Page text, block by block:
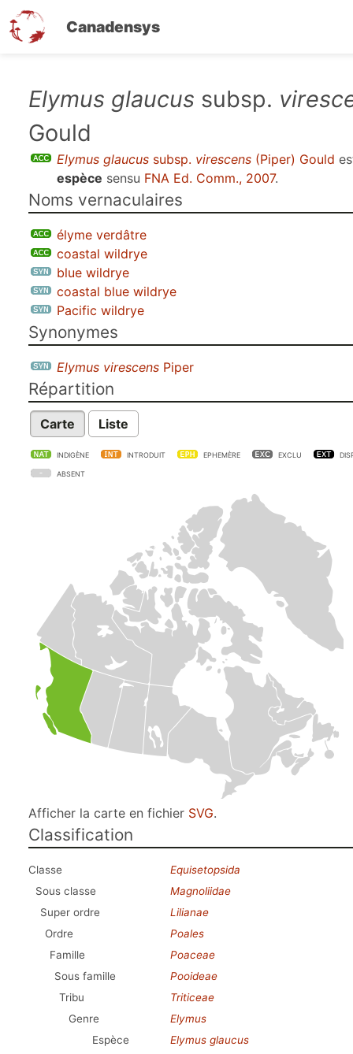
Canadensys
contenu
Elymus glaucus subsp.
Gould
Elymus glaucus subsp. virescens (Piper) Gould
espèce sensu FNA Ed. Comm., 2007.
Noms vernaculaires
élyme verdâtre
coastal wildrye
blue wildrye
coastal blue wildrye
Pacific wildrye
Synonymes
Elymus virescens Piper
Répartition
Carte Liste
INDIGÈNE INTRODUIT EPHEMÈRE EXCLU
ABSENT
Afficher la carte en fichier SVG.
Classification
Classe
Equisetopsida
Sous classe
Magnoliidae
Super ordre
Lilianae
Ordre
Poales
Famille
Poaceae
Sous famille
Pooideae
Tribu
Triticeae
Genre
Elymus
Espèce
Elymus glaucus